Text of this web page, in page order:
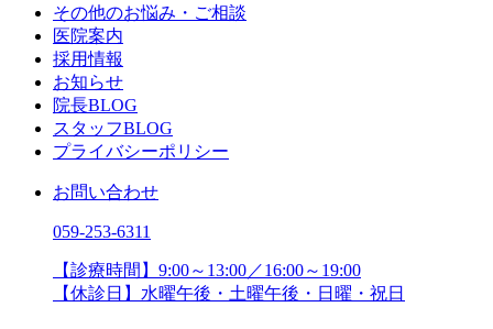
その他のお悩み・ご相談
医院案内
採用情報
お知らせ
院長BLOG
スタッフBLOG
プライバシーポリシー
お問い合わせ
059-253-6311
【診療時間】9:00～13:00／16:00～19:00
【休診日】水曜午後・土曜午後・日曜・祝日